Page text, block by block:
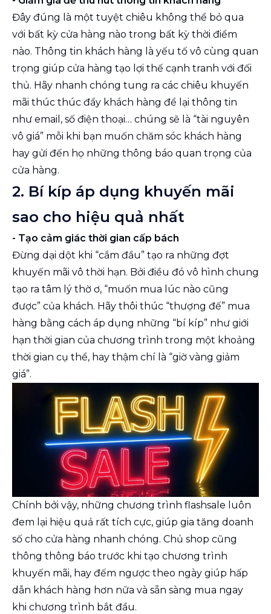
Đây đúng là một tuyệt chiêu không thể bỏ qua
với bất kỳ cửa hàng nào trong bất kỳ thời điểm
nào. Thông tin khách hàng là yếu tố vô cùng quan
trọng giúp cửa hàng tạo lợi thế cạnh tranh với đối
thủ. Hãy nhanh chóng tung ra các chiêu khuyến
mãi thúc thúc đẩy khách hàng để lại thông tin
như email, số điện thoại… chúng sẽ là “tài nguyên
vô giá” mỗi khi bạn muốn chăm sóc khách hàng
hay gửi đến họ những thông báo quan trọng của
cửa hàng.
2. Bí kíp áp dụng khuyến mãi
sao cho hiệu quả nhất
- Tạo cảm giác thời gian cấp bách
Đừng dại dột khi “cắm đầu” tạo ra những đợt
khuyến mãi vô thời hạn. Bởi điều đó vô hình chung
tạo ra tâm lý thờ ơ, “muốn mua lúc nào cũng
được” của khách. Hãy thôi thúc “thượng đế” mua
hàng bằng cách áp dụng những “bí kíp” như giới
hạn thời gian của chương trình trong một khoảng
thời gian cụ thể, hay thậm chí là “giờ vàng giảm
giá”.
Chính bởi vậy, những chương trình flashsale luôn
đem lại hiệu quả rất tích cực, giúp gia tăng doanh
số cho cửa hàng nhanh chóng. Chủ shop cũng
thông thông báo trước khi tạo chương trình
khuyến mãi, hay đếm ngược theo ngày giúp hấp
dẫn khách hàng hơn nữa và sẵn sàng mua ngay
khi chương trình bắt đầu.